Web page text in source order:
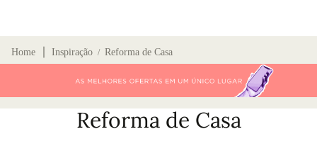
Home Inspiração / Reforma de Casa
Reforma de Casa